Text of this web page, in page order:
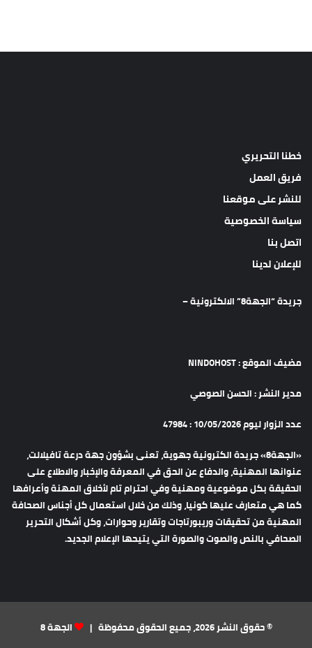
خطنا التحريري
فريق العمل
للنشر على موقعنا
سياسة الخصوصية
اتصل بنا
للإعلان لدينا
جريدة “الجهة8” الالكترونية –
مضيف الموقع : NINDOHOST
مدير النشر : الحسن الصوصي
عدد الزوار ليوم 10/05/2026 : 47984
«الجهة8» جريدة الكترونية جهوية، تعنى بشؤون جهة درعة تافيلالت،
عنوانها المهنية، والدفاع عن الحق في المعرفة والإخبار والاطلاع على
الحقيقة بكل موضوعية ومهنية وفي احترام تام لأخلاق المهنة وأعرافها
كما هي متعارف عليها كونيا، وذلك من خلال استعمال كل أجناس الصحافة
المهنية من تحقيقات وريبورتاجات وتقارير وحوارات، وكل أشكال التحرير
الصحافي بالنص والصوت والصورة التي يتيحها الإعلام الجديد.
© حقوق النشر 2026، جميع الحقوق محفوظة | الجهة 8